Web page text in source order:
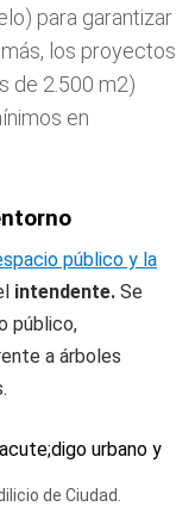
para garantizar
los proyectos
de 2.500 m2)
en
público y la
intendente. Se
público,
a árboles
de Ciudad.